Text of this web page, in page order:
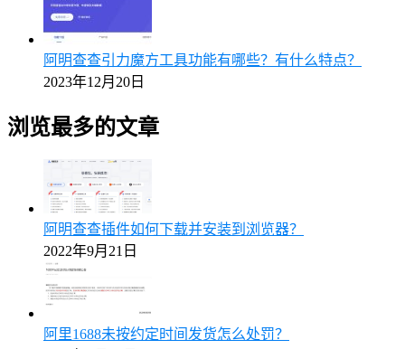
阿明查查引力魔方工具功能有哪些？有什么特点？
2023年12月20日
浏览最多的文章
阿明查查插件如何下载并安装到浏览器？
2022年9月21日
阿里1688未按约定时间发货怎么处罚？